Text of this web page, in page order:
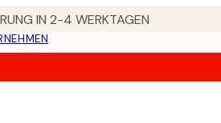
IN 2-4 WERKTAGEN